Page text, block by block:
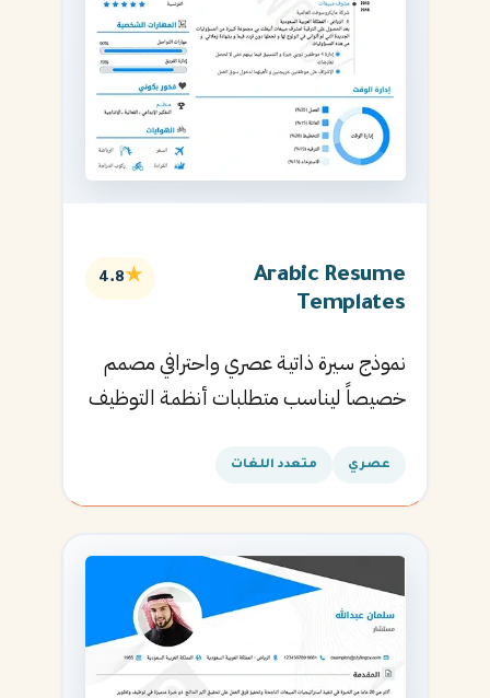
Arabic Resume
Templates
★
4.8
نموذج سيرة ذاتية عصري واحترافي مصمم
خصيصاً ليناسب متطلبات أنظمة التوظيف
القادمة.
عصري متعدد اللغات